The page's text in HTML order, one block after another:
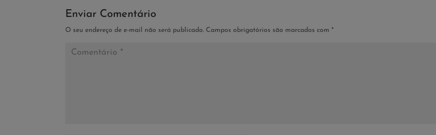
Enviar Comentário
O seu endereço de e-mail não será publicado. Campos obrigatórios são marcados com*